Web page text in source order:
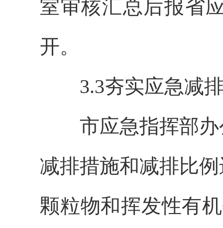
室审核汇总后报省
开。
3.3夯实应急减
市应急指挥部办
减排措施和减排比
颗粒物和挥发性有